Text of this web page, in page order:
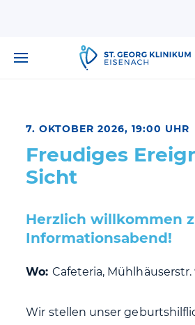
7. OKTOBER 2026, 19:00 UHR
Freudiges
Sicht
Herzlich willkommen
Informationsabend!
Wo: Cafeteria, Mühlhäuserstr.
Wir stellen unser